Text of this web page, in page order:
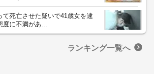
て死亡させた疑いで41歳女を逮
に不満があ…
ランキング一覧へ